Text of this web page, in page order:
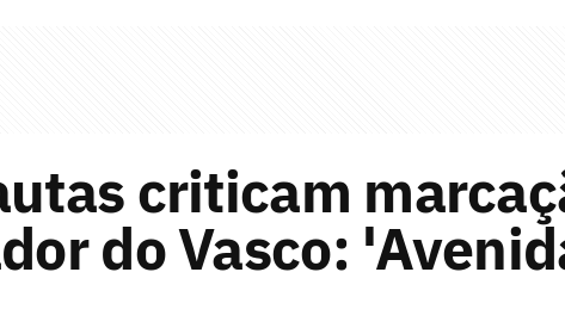
criticam
do Vasco: